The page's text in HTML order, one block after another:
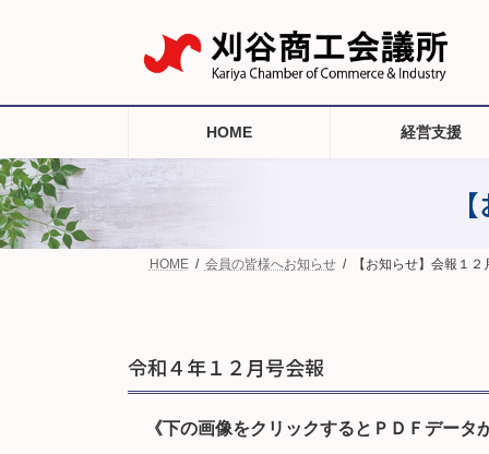
ツ
キ
ッ
プ
シ
に
移
動
HOME 経営支援
HOME 会員の皆様へお知らせ 【お知らせ】会報１２
令和４年１２月号会報
《下の画像をクリックするとＰＤＦデータ